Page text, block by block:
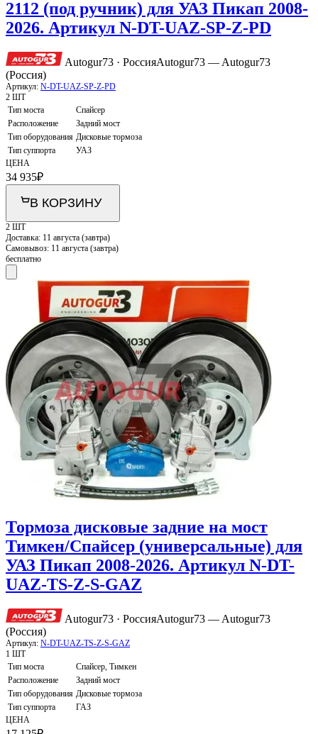
2112 (под ручник) для УАЗ Пикап 2008-
2026. Артикул N-DT-UAZ-SP-Z-PD
Autogur73 · РоссияAutogur73 — Autogur73
(Россия)
Артикул: N-DT-UAZ-SP-Z-PD
2 ШТ
Тип моста
Спайсер
Расположение
Задний мост
Тип оборудования Дисковые тормоза
Тип суппорта
УАЗ
ЦЕНА
34 935₽
В КОРЗИНУ
2 ШТ
Доставка: 11 августа (завтра)
Самовывоз: 11 августа (завтра)
бесплатно
Тормоза дисковые задние на мост
Тимкен/Спайсер (универсальные) для
УАЗ Пикап 2008-2026. Артикул N-DT-
UAZ-TS-Z-S-GAZ
Autogur73 · РоссияAutogur73 — Autogur73
(Россия)
Артикул: N-DT-UAZ-TS-Z-S-GAZ
1 ШТ
Тип моста
Спайсер, Тимкен
Расположение
Задний мост
Тип оборудования Дисковые тормоза
Тип суппорта
ГАЗ
ЦЕНА